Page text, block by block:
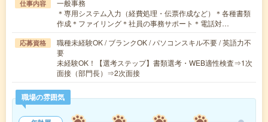
仕事内容
一般事務
＊専用システム入力（経費処理・伝票作成など）＊各種書類
作成＊ファイリング＊社員の事務サポート＊電話対…
応募資格
職種未経験OK / ブランクOK / パソコンスキル不要 / 英語力不
要
未経験OK！【選考ステップ】書類選考・WEB適性検査⇒1次
面接（部門長）⇒2次面接
職場の雰囲気